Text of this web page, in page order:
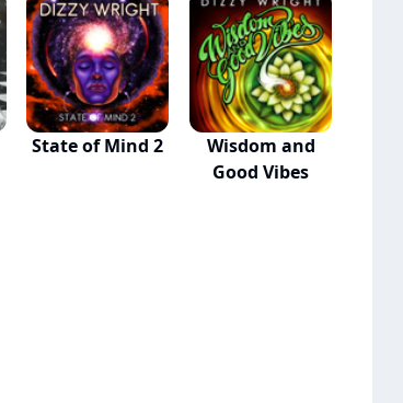
State of Mind 2
Wisdom and
Good Vibes